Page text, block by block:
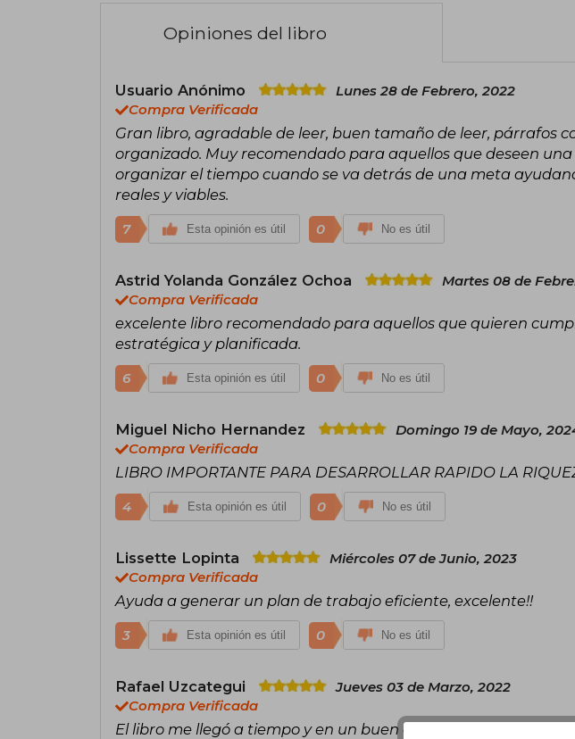
Opiniones del libro
Usuario Anónimo
Lunes 28 de Febrero, 2022
Compra Verificada
Gran libro, agradable de leer, buen tamaño de leer, párrafos
organizado. Muy recomendado para aquellos que deseen
organizar el tiempo cuando se va detrás de una meta
reales y viables.
7 Esta opinión es útil 0 No es útil
Astrid Yolanda González Ochoa
Martes 08 de
Compra Verificada
excelente libro recomendado para aquellos que quieren
estratégica y planificada.
6 Esta opinión es útil 0 No es útil
Miguel Nicho Hernandez
Domingo 19 de Mayo,
Compra Verificada
LIBRO IMPORTANTE PARA DESARROLLAR RAPIDO LA
4 Esta opinión es útil 0 No es útil
Lissette Lopinta
Miércoles 07 de Junio, 2023
Compra Verificada
Ayuda a generar un plan de trabajo eficiente, excelente!!
3 Esta opinión es útil 0 No es útil
Rafael Uzcategui
Jueves 03 de Marzo, 2022
Compra Verificada
El libro me llegó a tiempo y en un buen estado me encanto,